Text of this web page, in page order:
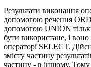
Результати виконання
допомогою речення
допомогою UNION
бути використане, і
операторі SELECT.
змісту частину
частину - в іншому.